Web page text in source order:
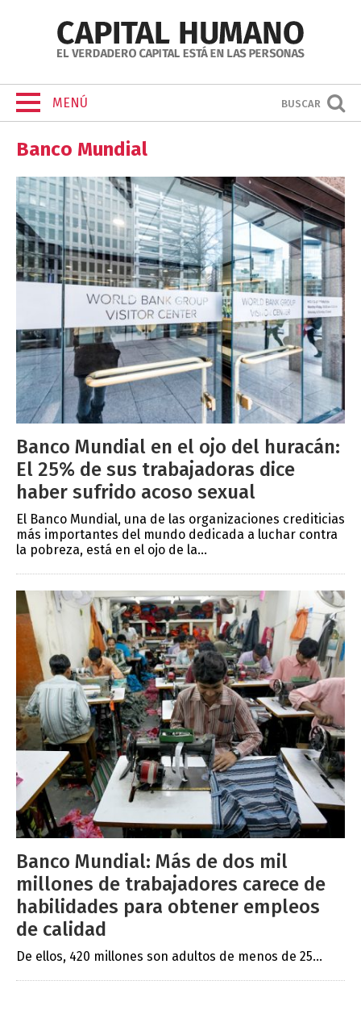
MENÚ BUSCAR
Banco Mundial
Banco Mundial en el ojo del huracán:
El 25% de sus trabajadoras dice
haber sufrido acoso sexual
El Banco Mundial, una de las organizaciones crediticias
más importantes del mundo dedicada a luchar contra
la pobreza, está en el ojo de la...
Banco Mundial: Más de dos mil
millones de trabajadores carece de
habilidades para obtener empleos
de calidad
De ellos, 420 millones son adultos de menos de 25...